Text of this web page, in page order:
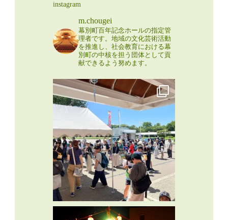
instagram
m.chougei
幕別町百年記念ホールの指定管
理者です。地域の文化芸術活動
を推進し、社会教育における幕
別町の中核を担う団体として貢
献できるよう努めます。